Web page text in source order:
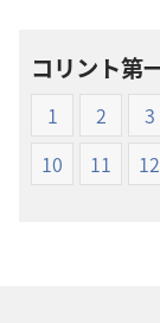
コリント第
1 2 3
10
11 12